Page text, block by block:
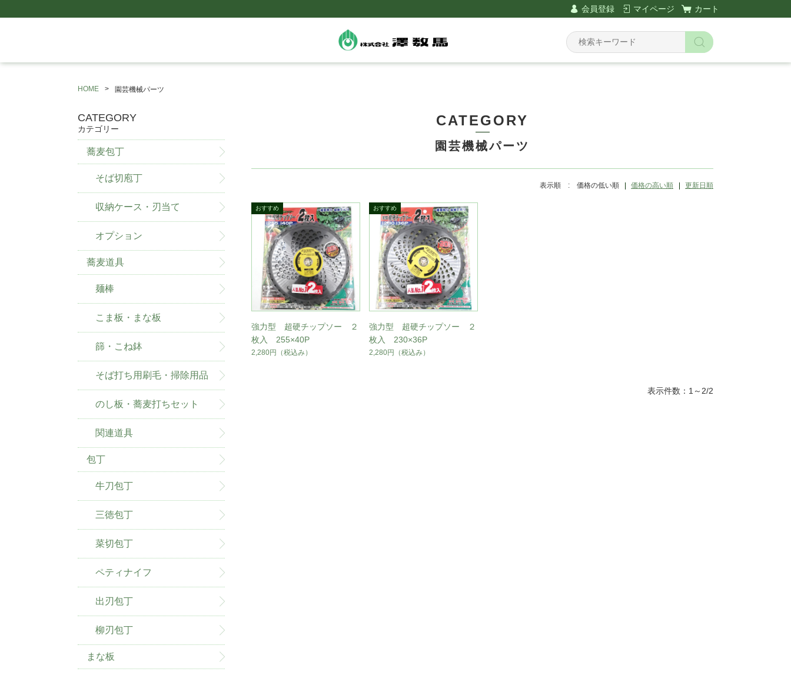
会員登録 マイページ カート
HOME 園芸機械パーツ
CATEGORY
園芸機械パーツ
表示順 : 価格の低い順 価格の高い順 更新日順
強力型 超硬チップソー ２
枚入 255×40P
2,280円 （税込み）
強力型 超硬チップソー ２
枚入 230×36P
2,280円 （税込み）
表示件数：1～2/2
CATEGORY
カテゴリー
蕎麦包丁
そば切庖丁
収納ケース・刃当て
オプション
蕎麦道具
麺棒
こま板・まな板
篩・こね鉢
そば打ち用刷毛・掃除用品
のし板・蕎麦打ちセット
関連道具
包丁
牛刀包丁
三徳包丁
菜切包丁
ペティナイフ
出刃包丁
柳刃包丁
まな板